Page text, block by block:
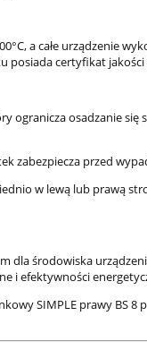
a całe urządzenie
posiada certyfikat
ogranicza osadzanie
zabezpiecza przed
w lewą lub prawą
dla środowiska
i efektywności
SIMPLE prawy BS 8